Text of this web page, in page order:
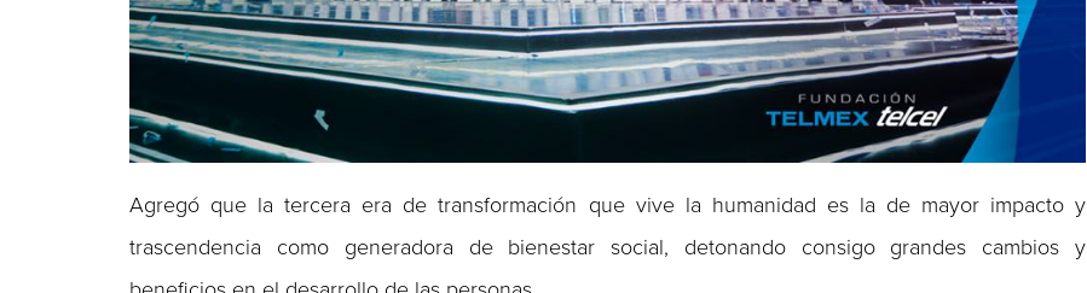
Agregó que la tercera era de transformación que vive la humanidad es la de mayor impacto y
trascendencia como generadora de bienestar social, detonando consigo grandes cambios y